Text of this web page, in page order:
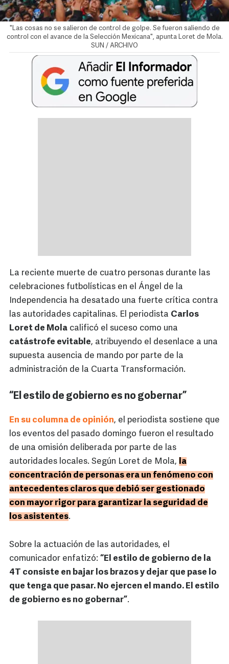
"Las cosas no se salieron de control de golpe. Se fueron saliendo de
control con el avance de la Selección Mexicana", apunta Loret de Mola.
SUN / ARCHIVO
La reciente muerte de cuatro personas durante las
celebraciones futbolísticas en el Ángel de la
Independencia ha desatado una fuerte crítica contra
las autoridades capitalinas. El periodista Carlos
Loret de Mola calificó el suceso como una
catástrofe evitable, atribuyendo el desenlace a una
supuesta ausencia de mando por parte de la
administración de la Cuarta Transformación.
“El estilo de gobierno es no gobernar”
En su columna de opinión, el periodista sostiene que
los eventos del pasado domingo fueron el resultado
de una omisión deliberada por parte de las
autoridades locales. Según Loret de Mola, la
concentración de personas era un fenómeno con
antecedentes claros que debió ser gestionado
con mayor rigor para garantizar la seguridad de
los asistentes.
Sobre la actuación de las autoridades, el
comunicador enfatizó: “El estilo de gobierno de la
4T consiste en bajar los brazos y dejar que pase lo
que tenga que pasar. No ejercen el mando. El estilo
de gobierno es no gobernar”.